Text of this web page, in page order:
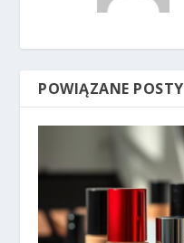
POWIĄZANE POSTY